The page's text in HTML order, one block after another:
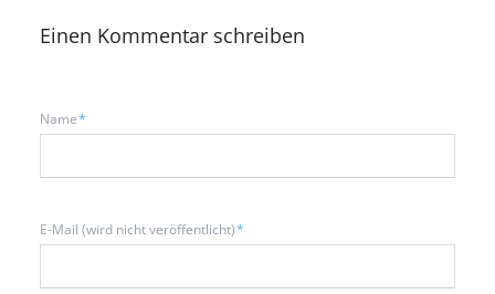
Einen Kommentar schreiben
Pflichtfeld
Name*
Pflichtfeld
E-Mail (wird nicht veröffentlicht)*